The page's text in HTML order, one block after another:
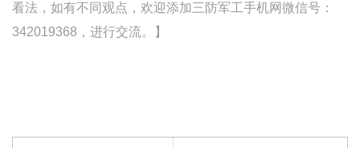
看法，如有不同观点，欢迎添加三防军工手机网微信号：
342019368，进行交流。】